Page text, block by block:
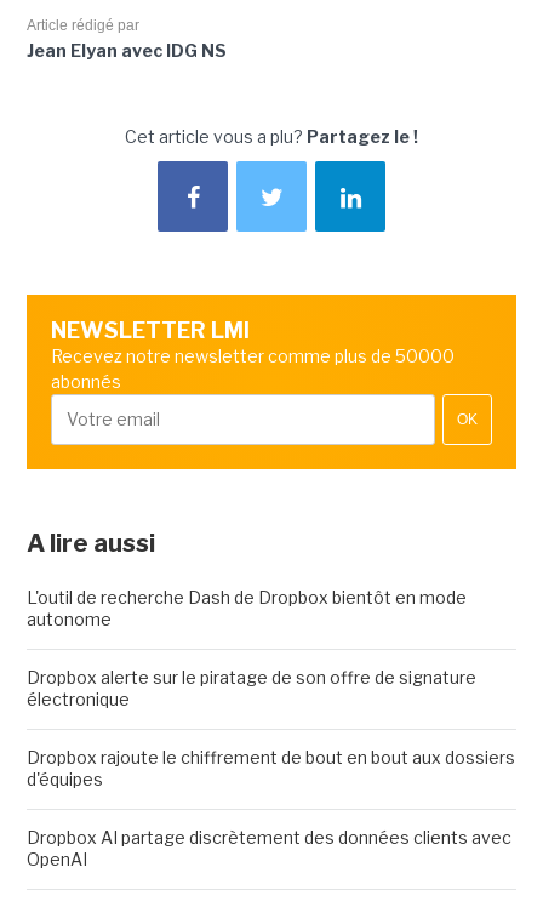
Article rédigé par
Jean Elyan avec IDG NS
Cet article vous a plu? Partagez le !
NEWSLETTER LMI
Recevez notre newsletter comme plus de 50000
abonnés
OK
A lire aussi
L'outil de recherche Dash de Dropbox bientôt en mode
autonome
Dropbox alerte sur le piratage de son offre de signature
électronique
Dropbox rajoute le chiffrement de bout en bout aux dossiers
d'équipes
Dropbox AI partage discrètement des données clients avec
OpenAI